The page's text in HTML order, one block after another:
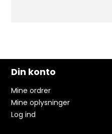
Din konto
Mine ordrer
Mine oplysninger
Log ind